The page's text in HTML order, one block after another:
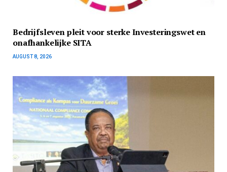
Bedrijfsleven pleit voor sterke Investeringswet en
onafhankelijke SITA
AUGUST 8, 2026